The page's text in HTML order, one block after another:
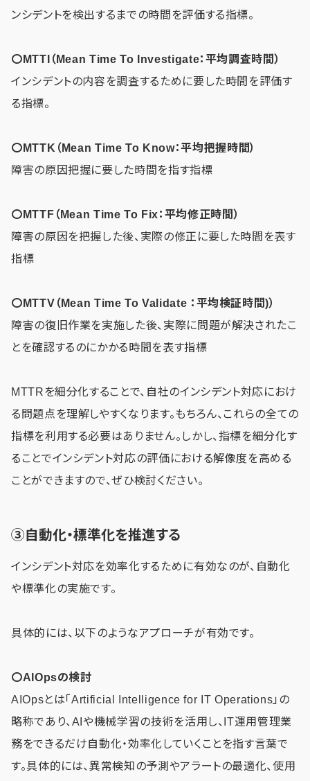
ンシデントを検出するまでの時間を評価する指標。
〇MTTI（Mean Time To Investigate：平均調査時間）
インシデントの内容を調査するために要した時間を評価す
る指標。
〇MTTK（Mean Time To Know：平均把握時間）
障害の原因把握に要した時間を指す指標
〇MTTF（Mean Time To Fix：平均修正時間）
障害の原因を把握した後、実際の修正に要した時間を表す
指標
〇MTTV（Mean Time To Validate ：平均検証時間)）
障害の復旧作業を実施した後、実際に問題が解決されたこ
とを確認するのにかかる時間を表す指標
MTTRを細分化することで、自社のインシデント対応におけ
る問題点を理解しやすくなります。もちろん、これらの全ての
指標を利用する必要はありません。しかし、指標を細分化す
ることでインシデント対応の評価における解像度を高める
ことができますので、ぜひ検討ください。
③自動化・標準化を推進する
インシデント対応を効率化するために有効なのが、自動化
や標準化の実施です。
具体的には、以下のようなアプローチが有効です。
〇AIOpsの検討
AIOpsとは「Artificial Intelligence for IT Operations」の
略称であり、AIや機械学習の技術を活用し、IT運用管理業
務をできるだけ自動化・効率化していくことを指す言葉で
す。具体的には、異常検知の予測やアラートの最適化、使用